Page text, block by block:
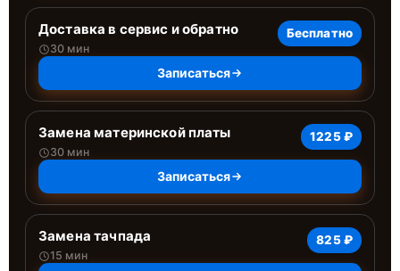
Доставка в сервис и обратно
30 мин
Бесплатно
Записаться
Замена материнской платы
30 мин
1225 ₽
Записаться
Замена тачпада
15 мин
825 ₽